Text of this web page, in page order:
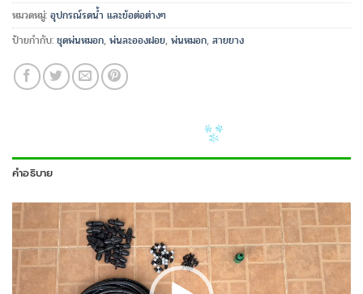
หมวดหมู่: อุปกรณ์รดน้ำ และข้อต่อต่างๆ
ป้ายกำกับ: ชุดพ่นหมอก, พ่นละอองฝอย, พ่นหมอก, สายยาง
คำอธิบาย
ตัว
เล่น
ไฟล์
วิดีโอ